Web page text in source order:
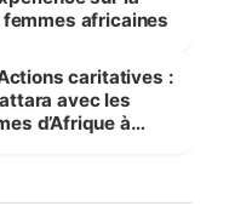
africaines
caritatives :
avec les
d’Afrique à